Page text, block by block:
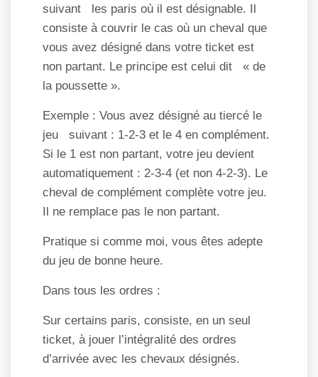
suivant les paris où il est désignable. Il
consiste à couvrir le cas où un cheval que
vous avez désigné dans votre ticket est
non partant. Le principe est celui dit « de
la poussette ».
Exemple : Vous avez désigné au tiercé le
jeu suivant : 1-2-3 et le 4 en complément.
Si le 1 est non partant, votre jeu devient
automatiquement : 2-3-4 (et non 4-2-3). Le
cheval de complément complète votre jeu.
Il ne remplace pas le non partant.
Pratique si comme moi, vous êtes adepte
du jeu de bonne heure.
Dans tous les ordres :
Sur certains paris, consiste, en un seul
ticket, à jouer l’intégralité des ordres
d’arrivée avec les chevaux désignés.